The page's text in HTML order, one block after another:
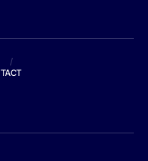
/